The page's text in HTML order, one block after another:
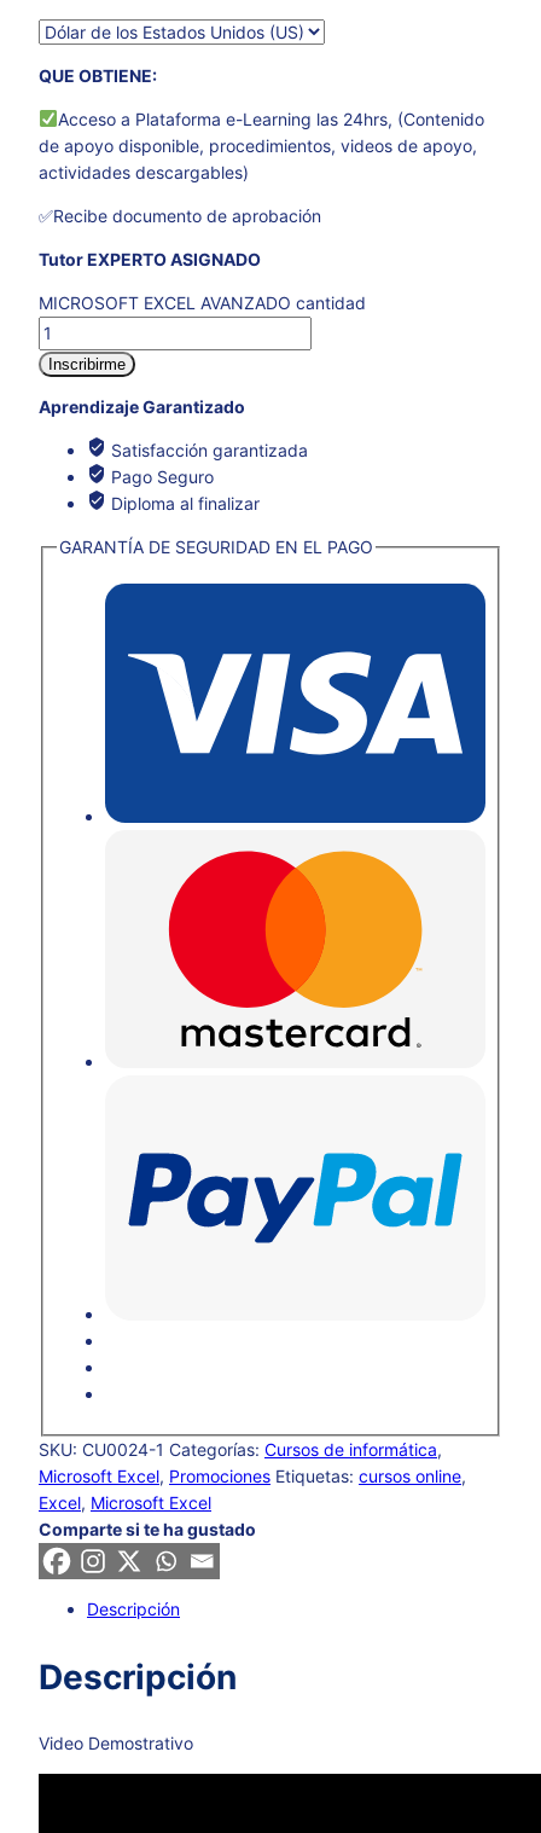
QUE OBTIENE:
Acceso a Plataforma e-Learning las 24hrs, (Contenido
de apoyo disponible, procedimientos, videos de apoyo,
actividades descargables)
✅Recibe documento de aprobación
Tutor EXPERTO ASIGNADO
MICROSOFT EXCEL AVANZADO cantidad
Inscribirme
Aprendizaje Garantizado
Satisfacción garantizada
Pago Seguro
Diploma al finalizar
GARANTÍA DE SEGURIDAD EN EL PAGO
SKU: CU0024-1 Categorías: Cursos de informática,
Microsoft Excel, Promociones Etiquetas: cursos online,
Excel, Microsoft Excel
Comparte si te ha gustado
Descripción
Descripción
Video Demostrativo